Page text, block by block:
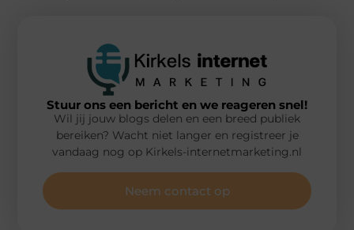
Stuur ons een bericht en we reageren snel!
Wil jij jouw blogs delen en een breed publiek
bereiken? Wacht niet langer en registreer je
vandaag nog op Kirkels-internetmarketing.nl
Neem contact op